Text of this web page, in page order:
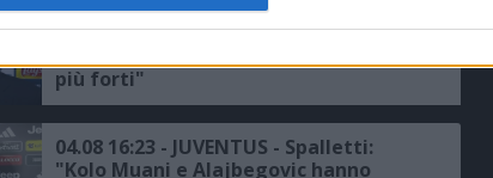
04.08 16:35 - JUVENTUS - Spalletti:
più forti"
04.08 16:23 - JUVENTUS - Spalletti:
"Kolo Muani e Alajbegovic hanno